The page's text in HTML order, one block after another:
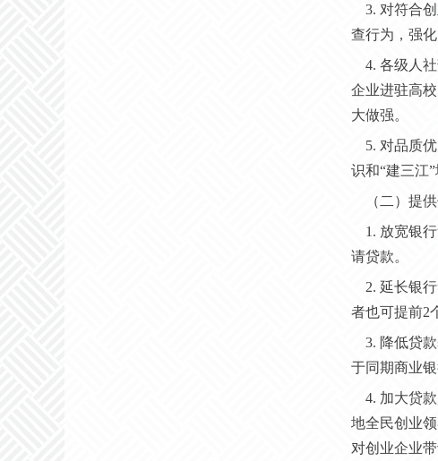
3. 对符合
查行为，强
4. 各级人
企业进驻高
大做强。
5. 对品质
识和“建三江
（二）提
1. 放宽银
请贷款。
2. 延长银
者也可提前2
3. 降低贷
于同期商业银
4. 加大贷
地全民创业
对创业企业